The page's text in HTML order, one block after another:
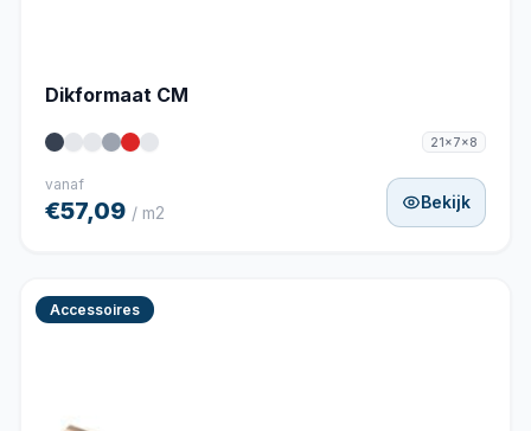
Dikformaat CM
21x7x8
vanaf
€57,09 / m2
Bekijk
Accessoires